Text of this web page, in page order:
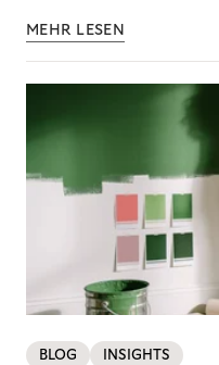
MEHR LESEN
BLOG INSIGHTS